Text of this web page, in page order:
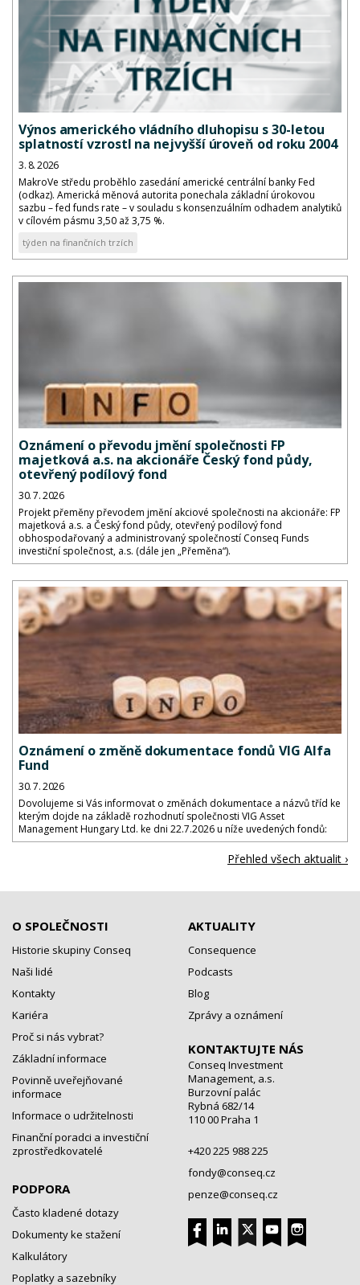
Výnos amerického vládního dluhopisu s 30-letou
splatností vzrostl na nejvyšší úroveň od roku 2004
3. 8. 2026
MakroVe středu proběhlo zasedání americké centrální banky Fed
(odkaz). Americká měnová autorita ponechala základní úrokovou
sazbu – fed funds rate – v souladu s konsenzuálním odhadem analytiků
v cílovém pásmu 3,50 až 3,75 %.
týden na finančních trzích
Oznámení o převodu jmění společnosti FP
majetková a.s. na akcionáře Český fond půdy,
otevřený podílový fond
30. 7. 2026
Projekt přeměny převodem jmění akciové společnosti na akcionáře: FP
majetková a.s. a Český fond půdy, otevřený podílový fond
obhospodařovaný a administrovaný společností Conseq Funds
investiční společnost, a.s. (dále jen „Přeměna“).
Oznámení o změně dokumentace fondů VIG Alfa
Fund
30. 7. 2026
Dovolujeme si Vás informovat o změnách dokumentace a názvů tříd ke
kterým dojde na základě rozhodnutí společnosti VIG Asset
Management Hungary Ltd. ke dni 22.7.2026 u níže uvedených fondů:
Přehled všech aktualit ›
O SPOLEČNOSTI
Historie skupiny Conseq
Naši lidé
Kontakty
Kariéra
Proč si nás vybrat?
Základní informace
Povinně uveřejňované
informace
Informace o udržitelnosti
Finanční poradci a investiční
zprostředkovatelé
PODPORA
Často kladené dotazy
Dokumenty ke stažení
Kalkulátory
Poplatky a sazebníky
AKTUALITY
Consequence
Podcasts
Blog
Zprávy a oznámení
KONTAKTUJTE NÁS
Conseq Investment
Management, a.s.
Burzovní palác
Rybná 682/14
110 00 Praha 1
+420 225 988 225
fondy@conseq.cz
penze@conseq.cz